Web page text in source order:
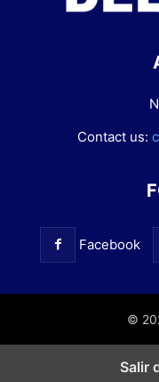
Contact us:
Facebook
©
Salir